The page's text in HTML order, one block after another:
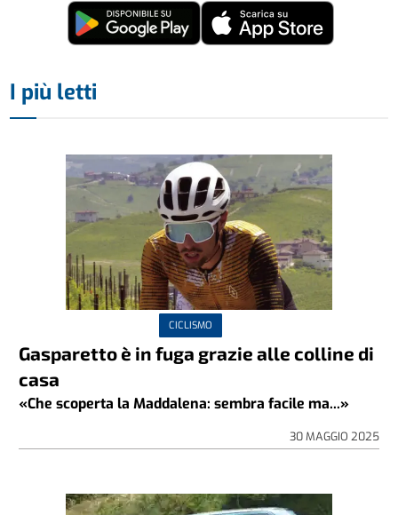
I più letti
CICLISMO
Gasparetto è in fuga grazie alle colline di
casa
«Che scoperta la Maddalena: sembra facile ma...»
30 MAGGIO 2025